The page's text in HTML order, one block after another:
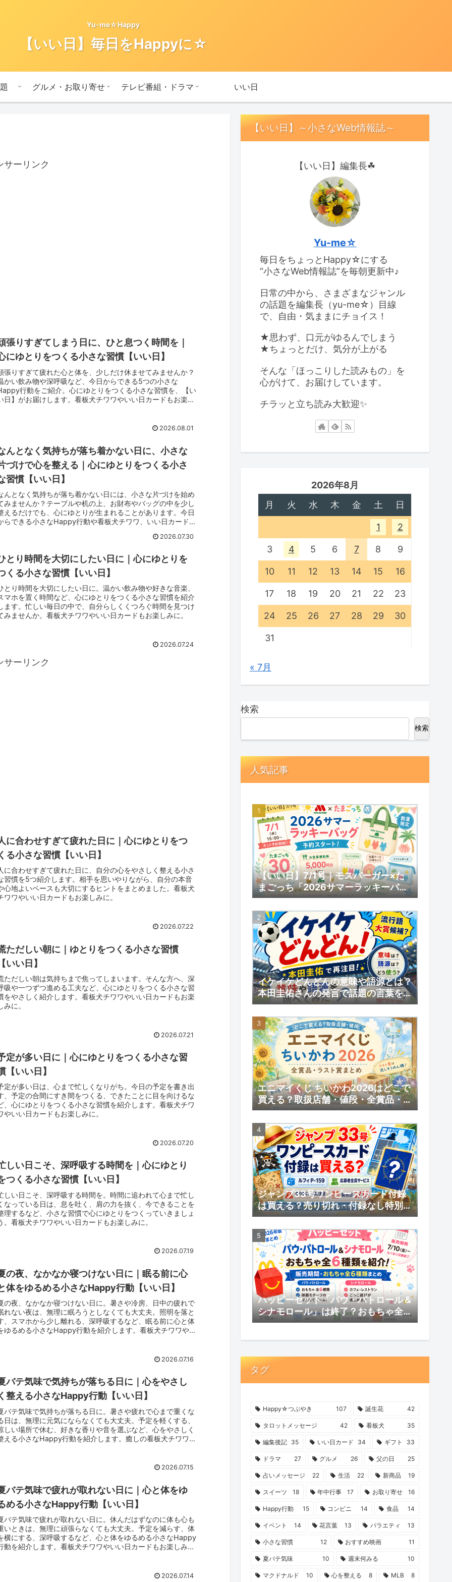
Yu-me☆Happy
【いい日】毎日をHappyに☆
グルメ・お取り寄せ テレビ番組・ドラマ いい日
サーリンク
張りすぎてしまう日に、ひと息つく時間を｜
にゆとりをつくる小さな習慣【いい日】
張りすぎて疲れた心と体を、少しだけ休ませてみませんか？
かい飲み物や深呼吸など、今日からできる5つの小さな
行動をご紹介。心にゆとりをつくる小さな習慣を、【い
日】がお届けします。看板犬チワワやいい日カードもお楽し
2026.08.01
んとなく気持ちが落ち着かない日に、小さな
づけで心を整える｜心にゆとりをつくる小さ
習慣【いい日】
んとなく気持ちが落ち着かない日には、小さな片づけを始め
みませんか？テーブルや机の上、お財布やバッグの中を少し
えるだけでも、心にゆとりが生まれることがあります。今日
らできる小さなHappy行動や看板犬チワワ、いい日カードな
2026.07.30
とり時間を大切にしたい日に｜心にゆとりを
くる小さな習慣【いい日】
とり時間を大切にしたい日に。温かい飲み物や好きな音楽、
マホを置く時間など、心にゆとりをつくる小さな習慣を紹介
ます。忙しい毎日の中で、自分らしくくつろぐ時間を見つけ
みませんか。看板犬チワワやいい日カードもお楽しみに。
2026.07.24
サーリンク
に合わせすぎて疲れた日に｜心にゆとりをつ
る小さな習慣【いい日】
に合わせすぎて疲れた日に、自分の心をやさしく整える小さ
習慣を5つ紹介します。相手を思いやりながら、自分の本音
心地よいペースも大切にするヒントをまとめました。看板犬
ワワやいい日カードもお楽しみに。
2026.07.22
ただしい朝に｜ゆとりをつくる小さな習慣
いい日】
ただしい朝は気持ちまで焦ってしまいます。そんな方へ、深
吸や一つずつ進める工夫など、心にゆとりをつくる小さな習
をやさしく紹介します。看板犬チワワやいい日カードもお楽
みに。
2026.07.21
定が多い日に｜心にゆとりをつくる小さな習
【いい日】
定が多い日は、心まで忙しくなりがち。今日の予定を書き出
、予定の合間にすき間をつくる、できたことに目を向けるな
、心にゆとりをつくる小さな習慣を紹介します。看板犬チワ
やいい日カードもお楽しみに。
2026.07.20
しい日こそ、深呼吸する時間を｜心にゆとり
つくる小さな習慣【いい日】
しい日こそ、深呼吸する時間を。時間に追われて心まで忙し
なっている日は、息を吐く、肩の力を抜く、今できることを
理するなど、小さな習慣で心にゆとりをつくっていきましょ
。看板犬チワワやいい日カードもお楽しみに。
2026.07.19
の夜、なかなか寝つけない日に｜眠る前に心
体をゆるめる小さなHappy行動【いい日】
の夜、なかなか寝つけない日に。暑さや冷房、日中の疲れで
れない夜は、無理に眠ろうとしなくても大丈夫。照明を落と
、スマホから少し離れる、深呼吸するなど、眠る前に心と体
ゆるめる小さなHappy行動を紹介します。看板犬チワワやい
2026.07.16
バテ気味で気持ちが落ちる日に｜心をやさし
整える小さなHappy行動【いい日】
バテ気味で気持ちが落ちる日に。暑さや疲れで心まで重くな
日は、無理に元気にならなくても大丈夫。予定を軽くする、
しい場所で休む、好きな香りや音を選ぶなど、心をやさしく
える小さなHappy行動を紹介します。癒しの看板犬チワワや
2026.07.15
バテ気味で疲れが取れない日に｜心と体をゆ
める小さなHappy行動【いい日】
バテ気味で疲れが取れない日に。休んだはずなのに体も心も
いときは、無理に頑張らなくても大丈夫。予定を減らす、体
横にする、深呼吸するなど、心と体をゆるめる小さなHappy
動を紹介します。看板犬チワワやいい日カードもお楽しみ
2026.07.14
【いい日】～小さなWeb情報誌～
【いい日】編集長☘
Yu-me☆
毎日をちょっとHappy☆にする
“小さなWeb情報誌”を毎朝更新中♪
日常の中から、さまざまなジャンル
の話題を編集長（yu-me☆）目線
で、自由・気ままにチョイス！
★思わず、口元がゆるんでしまう
★ちょっとだけ、気分が上がる
そんな「ほっこりした読みもの」を
心がけて、お届けしています。
チラッと立ち読み大歓迎✨️
2026年8月
月
火 水 木 金 土 日
1 2
3 4 5 6 7 8 9
10 11 12 13 14 15 16
17 18 19 20 21 22 23
24 25 26 27 28 29 30
31
« 7月
検索
検索
人気記事
【いい日】7/1号｜モスバーガー×た
まごっち「2026サマーラッキーバッ
グ」予約スタート！数量限定の内容と
予約情報
イケイケどんどんの意味や語源とは？
本田圭佑さんの発言で話題の言葉を調
べてみた｜【いい日】増刊号
エニマイくじ ちいかわ2026はどこで
買える？取扱店舗・値段・全賞品・ラ
スト賞まとめ
ジャンプ33号ワンピースカード付録
は買える？売り切れ・付録なし特別版
の受注販売・応募者全員サービスまと
め
ハッピーセット「パウ・パトロール＆
シナモロール」は終了？おもちゃ全6
種類・販売期間まとめ
タグ
Happy☆つぶやき 107 誕生花 42
タロットメッセージ 42 看板犬 35
編集後記 35 いい日カード 34 ギフト 33
ドラマ 27 グルメ 26 父の日 25
占いメッセージ 22 生活 22 新商品 19
スイーツ 18 年中行事 17 お取り寄せ 16
Happy行動 15 コンビニ 14 食品 14
イベント 14 花言葉 13 バラエティ 13
小さな習慣 12 おすすめ映画 11
夏バテ気味 10 週末何みる 10
マクドナルド 10 心を整える 8 MLB 8